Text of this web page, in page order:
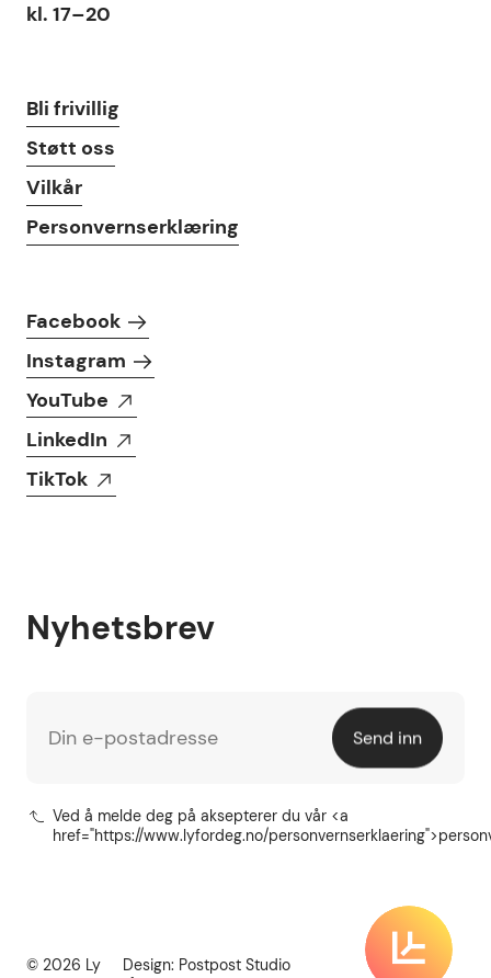
kl. 17–20
Lenker
Bli frivillig
Støtt oss
Vilkår
Personvernserklæring
Følg oss i sosiale medier
Facebook
Instagram
YouTube
LinkedIn
TikTok
Nyhetsbrev
Din e-postadresse Send inn
Ved å melde deg på aksepterer du vår <a
href="https://www.lyfordeg.no/
© 2026 Ly Design: Postpost Studio